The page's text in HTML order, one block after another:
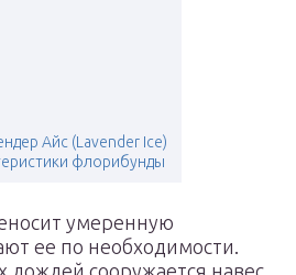
Айс (Lavender Ice)
флорибунды
умеренную
ее по необходимости.
дождей сооружается навес,